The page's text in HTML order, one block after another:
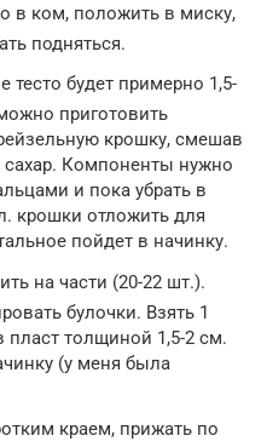
в ком, положить в миску,
подняться.
тесто будет примерно 1,5-
приготовить
крошку, смешав
сахар. Компоненты нужно
и пока убрать в
крошки отложить для
пойдет в начинку.
на части (20-22 шт.).
булочки. Взять 1
пласт толщиной 1,5-2 см.
(у меня была
краем, прижать по